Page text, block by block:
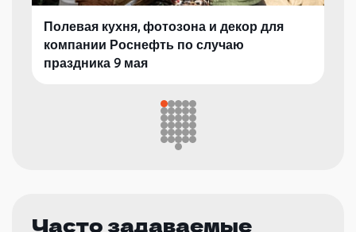
Полевая кухня, фотозона и декор для
компании Роснефть по случаю
праздника 9 мая
Часто задаваемые